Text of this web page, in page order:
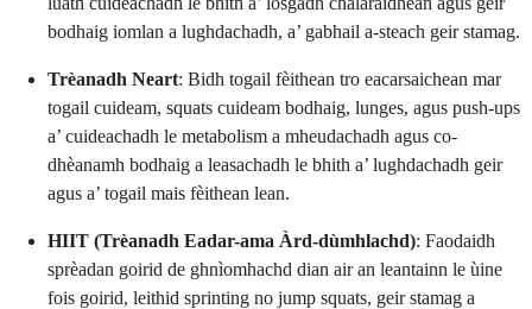
bodhaig iomlan a lughdachadh, a’ gabhail a-steach geir stamag.
Trèanadh Neart: Bidh togail fèithean tro eacarsaichean mar
togail cuideam, squats cuideam bodhaig, lunges, agus push-ups
a’ cuideachadh le metabolism a mheudachadh agus co-
dhèanamh bodhaig a leasachadh le bhith a’ lughdachadh geir
agus a’ togail mais fèithean lean.
HIIT (Trèanadh Eadar-ama Àrd-dùmhlachd): Faodaidh
sprèadan goirid de ghnìomhachd dian air an leantainn le ùine
fois goirid, leithid sprinting no jump squats, geir stamag a